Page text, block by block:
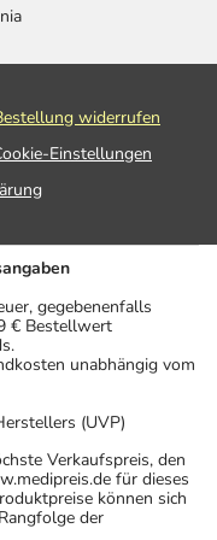
widerrufen
Einstellungen
gegebenenfalls
€ Bestellwert
unabhängig vom
(UVP)
Verkaufspreis, den
für dieses
können sich
der